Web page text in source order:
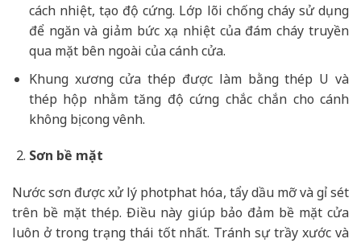
cách nhiệt, tạo độ cứng. Lớp lõi chống cháy sử dụng
để ngăn và giảm bức xạ nhiệt của đám cháy truyền
qua mặt bên ngoài của cánh cửa.
Khung xương cửa thép được làm bằng thép U và
thép hộp nhằm tăng độ cứng chắc chắn cho cánh
không bị cong vênh.
Sơn bề mặt
Nước sơn được xử lý photphat hóa, tẩy dầu mỡ và gỉ sét
trên bề mặt thép. Điều này giúp bảo đảm bề mặt cửa
luôn ở trong trạng thái tốt nhất. Tránh sự trầy xước và